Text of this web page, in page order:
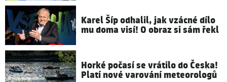
Karel Šíp odhalil, jak vzácné dílo
mu doma visí! O obraz si sám řekl
Horké počasí se vrátilo do Česka!
Platí nové varování meteorologů